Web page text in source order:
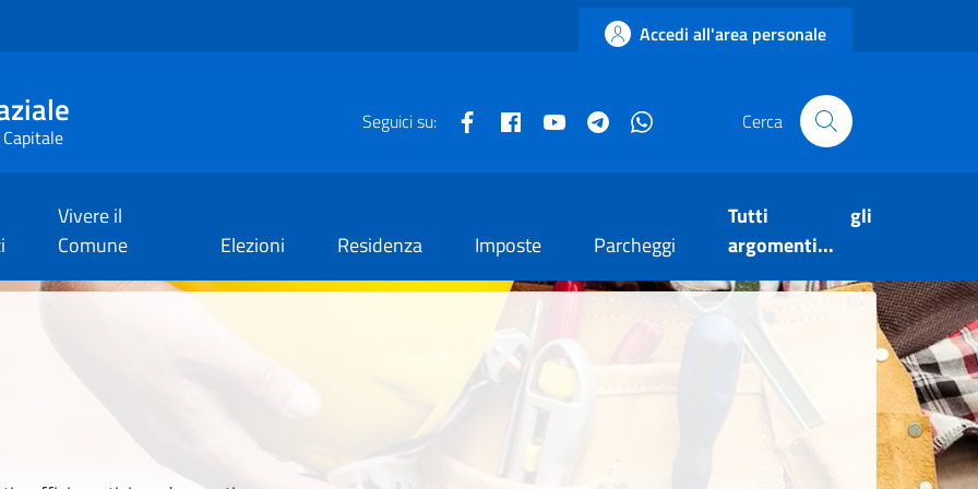
Accedi all'area personale
Seguici su: Facebook istituzionale
Facebook museo civico
YouTube Telegram Cerca
Vivere il
Comune
Elezioni Residenza Imposte Parcheggi
Tutti gli
argomenti...